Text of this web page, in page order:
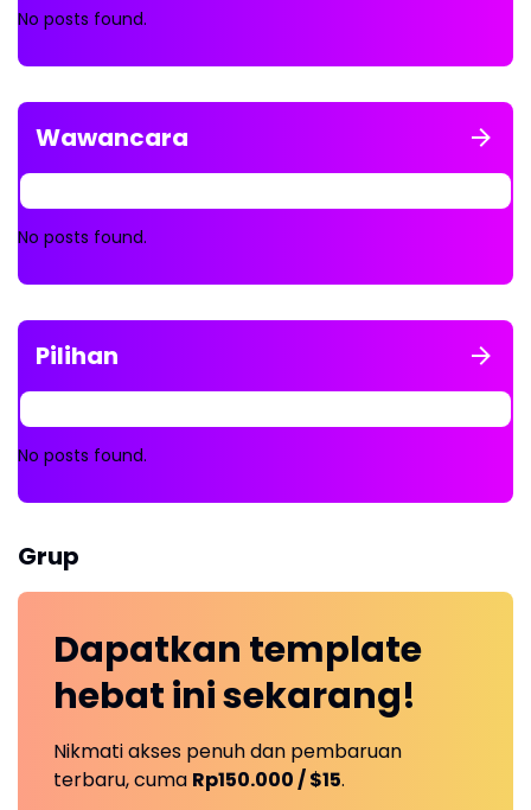
No posts found.
Wawancara
No posts found.
Pilihan
No posts found.
Grup
Dapatkan template
hebat inisekarang!
Nikmati akses penuh dan pembaruan
terbaru, cuma Rp150.000 / $15.